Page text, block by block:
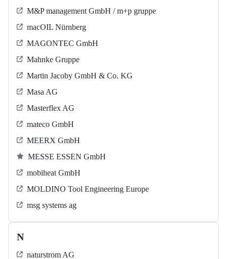
M&P management GmbH / m+p gruppe
macOIL Nürnberg
MAGONTEC GmbH
Mahnke Gruppe
Martin Jacoby GmbH & Co. KG
Masa AG
Masterflex AG
mateco GmbH
MEERX GmbH
MESSE ESSEN GmbH
mobiheat GmbH
MOLDINO Tool Engineering Europe
msg systems ag
N
naturstrom AG